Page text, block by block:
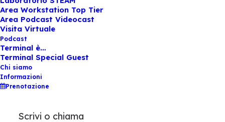
Area Workstation Top Tier
Area Podcast Videocast
Visita Virtuale
Podcast
Terminal è…
Terminal Special Guest
Chi siamo
Informazioni
Prenotazione
Scrivi o chiama
STARTER PACK: crea il